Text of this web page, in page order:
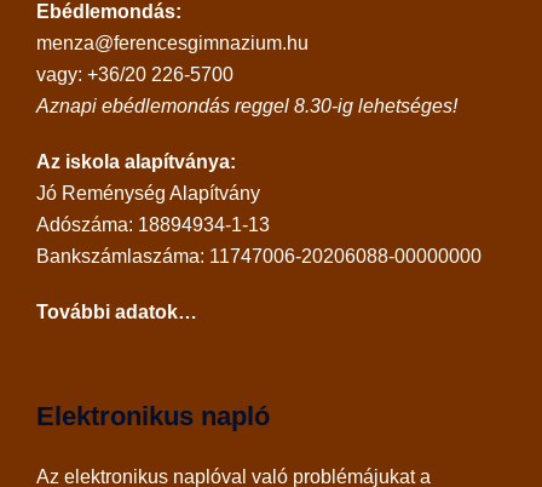
Ebédlemondás:
menza@ferencesgimnazium.hu
vagy: +36/20 226-5700
Aznapi ebédlemondás reggel 8.30-ig lehetséges!
Az iskola alapítványa:
Jó Reménység Alapítvány
Adószáma: 18894934-1-13
Bankszámlaszáma: 11747006-20206088-00000000
További adatok…
Elektronikus napló
Az elektronikus naplóval való problémájukat a